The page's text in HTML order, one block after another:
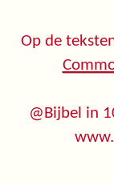
Op de
@Bijbel in